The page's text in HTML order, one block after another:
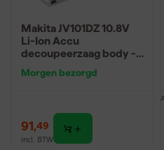
Makita JV101DZ 10.8V
Li-Ion Accu
decoupeerzaag body -
Morgen bezorgd
91,49
incl. BTW